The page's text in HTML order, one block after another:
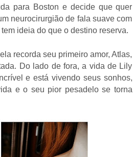
para Boston e decide que quer
neurocirurgião de fala suave com
ideia do que o destino reserva.
recorda seu primeiro amor, Atlas,
Do lado de fora, a vida de Lily
e está vivendo seus sonhos,
e o seu pior pesadelo se torna